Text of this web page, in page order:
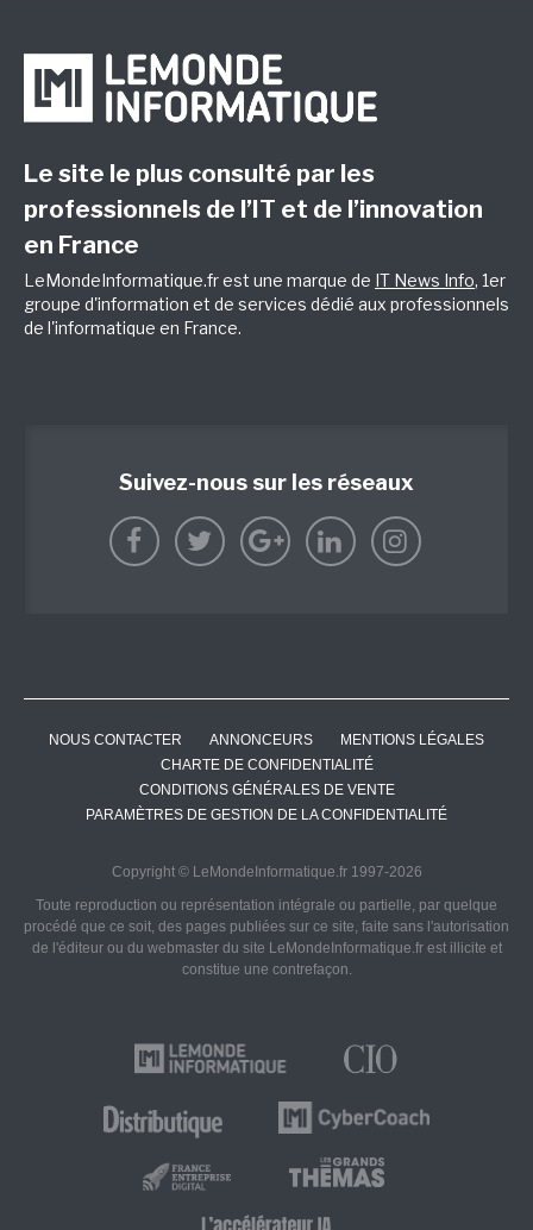
Le site le plus consulté par les
professionnels de l’IT et de l’innovation
en France
LeMondeInformatique.fr est une marque de IT News Info, 1er
groupe d'information et de services dédié aux professionnels
de l'informatique en France.
Suivez-nous sur les réseaux
NOUS CONTACTER ANNONCEURS
MENTIONS LÉGALES
CHARTE DE CONFIDENTIALITÉ
CONDITIONS GÉNÉRALES DE VENTE
PARAMÈTRES DE GESTION DE LA CONFIDENTIALITÉ
Copyright © LeMondeInformatique.fr 1997-2026
Toute reproduction ou représentation intégrale ou partielle, par quelque
procédé que ce soit, des pages publiées sur ce site, faite sans l'autorisation
de l'éditeur ou du webmaster du site LeMondeInformatique.fr est illicite et
constitue une contrefaçon.